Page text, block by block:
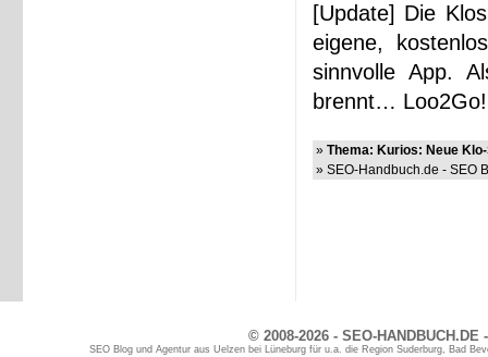
[Update] Die
eigene,
sinnvolle App.
brennt…
» Thema: Kurios: Neue
» SEO-Handbuch.de - SEO
© 2008-2026 - SEO-
SEO Blog und Agentur aus Uelzen bei Lüneburg für u.a. die Region Suderburg, Bad